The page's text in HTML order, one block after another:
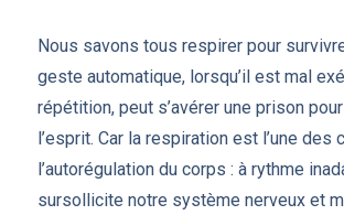
Nous savons tous respirer pour
geste automatique, lorsqu’il est mal
répétition, peut s’avérer une prison
l’esprit. Car la respiration est l’une des
l’autorégulation du corps : à rythme
sursollicite notre système nerveux et